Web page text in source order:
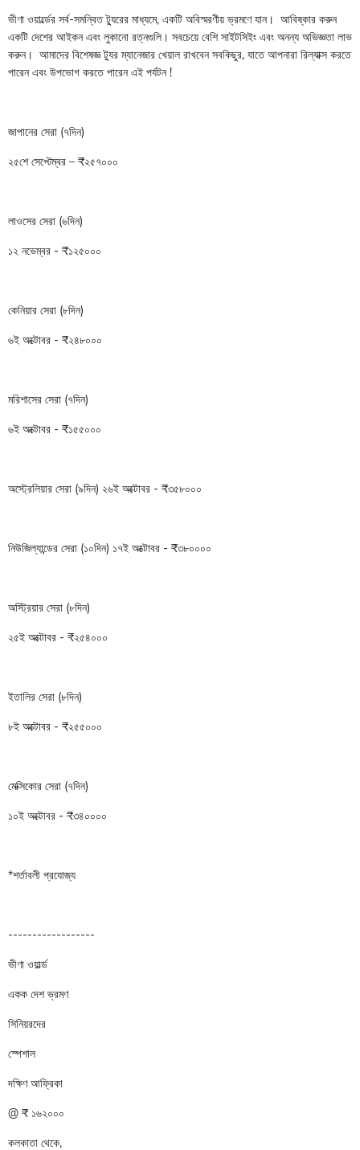
ভীণা ওয়ার্ল্ডের সর্ব-সমন্বিত ট্যুরের মাধ্যমে, একটি অবিস্মরণীয় ভ্রমণে যান। আবিষ্কার করুন
একটি দেশের আইকন এবং লুকানো রত্নগুলি। সবচেয়ে বেশি সাইটসিইং এবং অনন্য অভিজ্ঞতা লাভ
করুন। আমাদের বিশেষজ্ঞ ট্যুর ম্যানেজার খেয়াল রাখবেন সবকিছুর, যাতে আপনারা রিল্যাক্স করতে
পারেন এবং উপভোগ করতে পারেন এই পর্যটন !
জাপানের সেরা (৭দিন)
২৫শে সেপ্টেম্বর – ₹২৫৭০০০
লাওসের সেরা (৬দিন)
১২ নভেম্বর - ₹১২৫০০০
কেনিয়ার সেরা (৮দিন)
৬ই অক্টোবর - ₹২৪৮০০০
মরিশাসের সেরা (৭দিন)
৬ই অক্টোবর - ₹১৫৫০০০
অস্ট্রেলিয়ার সেরা (৯দিন) ২৬ই অক্টোবর - ₹৩৫৮০০০
নিউজিল্যান্ডের সেরা (১০দিন) ১৭ই অক্টোবর - ₹৩৮০০০০
অস্ট্রিয়ার সেরা (৮দিন)
২৫ই অক্টোবর - ₹২৫৪০০০
ইতালির সেরা (৮দিন)
৮ই অক্টোবর - ₹২৫৫০০০
মেক্সিকোর সেরা (৭দিন)
১০ই অক্টোবর - ₹৩৪০০০০
*শর্তাবলী প্রযোজ্য
------------------
ভীণা ওয়ার্ল্ড
একক দেশ ভ্রমণ
সিনিয়রদের
স্পেশাল
দক্ষিণ আফ্রিকা
@ ₹ ১৬২০০০
কলকাতা থেকে,